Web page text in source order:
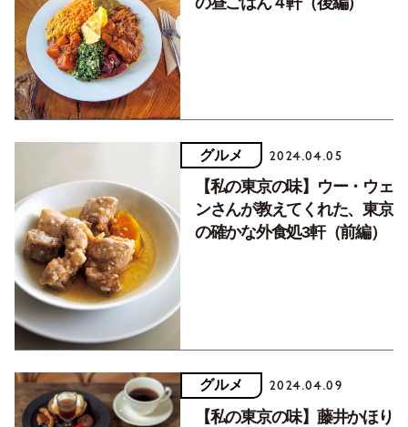
グルメ 2024.04.05
【私の東京の味】ウー・ウェ
ンさんが教えてくれた、東京
の確かな外食処3軒（前編）
グルメ 2024.04.09
【私の東京の味】藤井かほり